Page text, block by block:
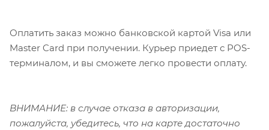
Оплатить заказ можно банковской картой Visa или
Master Card при получении. Курьер приедет с POS-
терминалом, и вы сможете легко провести оплату.
ВНИМАНИЕ: в случае отказа в авторизации,
пожалуйста, убедитесь, что на карте достаточно